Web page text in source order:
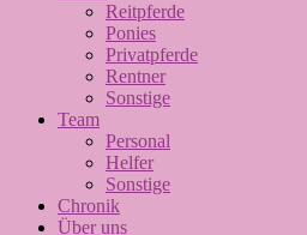
Reitpferde
Ponies
Privatpferde
Rentner
Sonstige
Team
Personal
Helfer
Sonstige
Chronik
Über uns